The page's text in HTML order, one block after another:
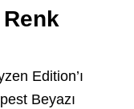
Edition’ı
Beyazı